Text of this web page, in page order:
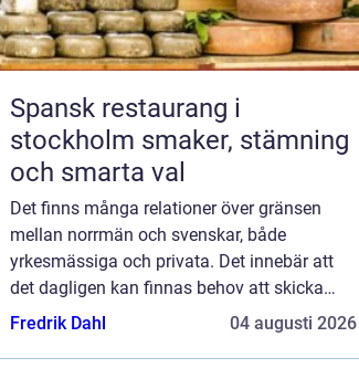
Spansk restaurang i
stockholm smaker, stämning
och smarta val
Det finns många relationer över gränsen
mellan norrmän och svenskar, både
yrkesmässiga och privata. Det innebär att
det dagligen kan finnas behov att skicka
leveranser mellan länderna. Att skicka paket
Fredrik Dahl 04 augusti 2026